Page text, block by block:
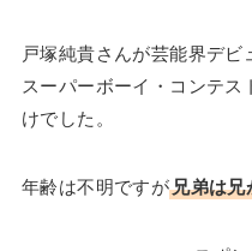
戸塚純貴さんが芸能界デビ
スーパーボーイ・コンテ
けでした。
年齢は不明ですが兄弟は兄